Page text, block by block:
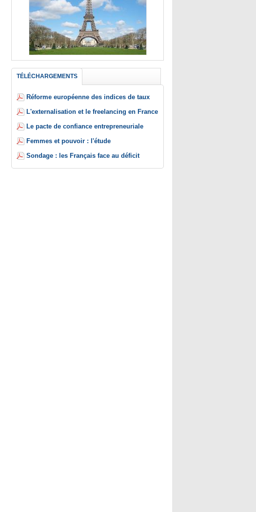
TÉLÉCHARGEMENTS
Réforme européenne des indices de taux
L'externalisation et le freelancing en France
Le pacte de confiance entrepreneuriale
Femmes et pouvoir : l'étude
Sondage : les Français face au déficit